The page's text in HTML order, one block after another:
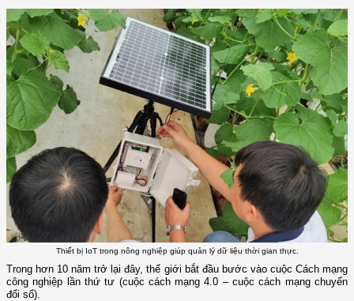
Thiết bị IoT trong nông nghiệp giúp quản lý dữ liệu thời gian thực.
Trong hơn 10 năm trở lại đây, thế giới bắt đầu bước vào cuộc Cách mạng
công nghiệp lần thứ tư (cuộc cách mạng 4.0 – cuộc cách mạng chuyển
đổi số).